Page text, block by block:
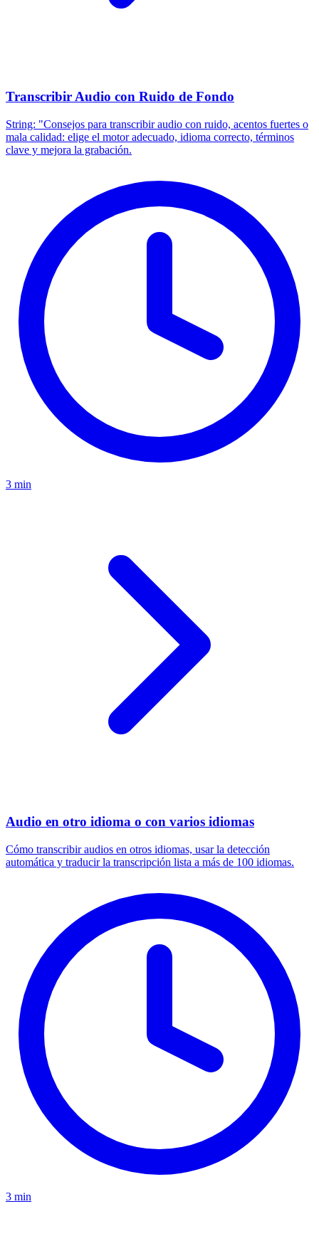
Transcribir Audio con Ruido de Fondo
String: "Consejos para transcribir audio con ruido, acentos fuertes o
mala calidad: elige el motor adecuado, idioma correcto, términos
clave y mejora la grabación.
3 min
Audio en otro idioma o con varios idiomas
Cómo transcribir audios en otros idiomas, usar la detección
automática y traducir la transcripción lista a más de 100 idiomas.
3 min